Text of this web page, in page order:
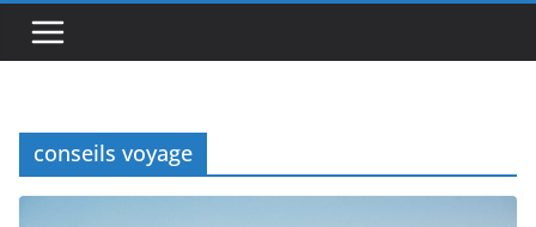
conseils voyage